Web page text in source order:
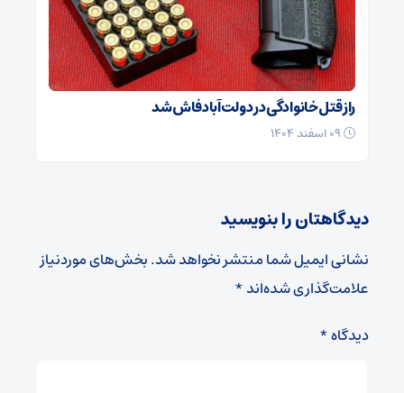
راز قتل خانوادگی در دولت‌آباد فاش شد
دیدگاهتان را بنویسید
نشانی ایمیل شما منتشر نخواهد شد.بخش‌های موردنیاز
علامت‌گذاری شده‌اند*
دیدگاه*